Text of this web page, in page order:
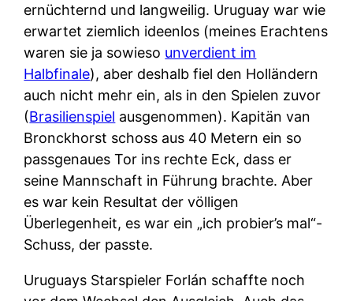
ernüchternd und langweilig. Uruguay war wie
erwartet ziemlich ideenlos (meines Erachtens
waren sie ja sowieso unverdient im
Halbfinale), aber deshalb fiel den Holländern
auch nicht mehr ein, als in den Spielen zuvor
(Brasilienspiel ausgenommen). Kapitän van
Bronckhorst schoss aus 40 Metern ein so
passgenaues Tor ins rechte Eck, dass er
seine Mannschaft in Führung brachte. Aber
es war kein Resultat der völligen
Überlegenheit, es war ein „ich probier’s mal“-
Schuss, der passte.
Uruguays Starspieler Forlán schaffte noch